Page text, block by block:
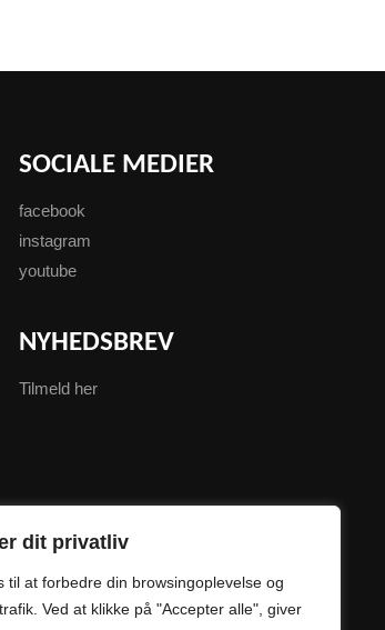
dit privatliv
til at forbedre din browsingoplevelse og
Ved at klikke på "Accepter alle", giver
SOCIALE MEDIER
facebook
instagram
youtube
NYHEDSBREV
Tilmeld her